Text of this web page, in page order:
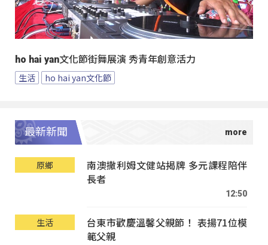
ho hai yan文化節街舞展演 秀青年創意活力
生活 ho hai yan文化節
最新新聞
原鄉
南澳撒利姆文健站揭牌 多元課程陪伴
長者
12:50
生活
台東市歡慶溫馨父親節！ 表揚71位模
範父親